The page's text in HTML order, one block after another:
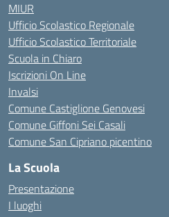
MIUR
Ufficio Scolastico Regionale
Ufficio Scolastico Territoriale
Scuola in Chiaro
Iscrizioni On Line
Invalsi
Comune Castiglione Genovesi
Comune Giffoni Sei Casali
Comune San Cipriano picentino
La Scuola
Presentazione
I luoghi